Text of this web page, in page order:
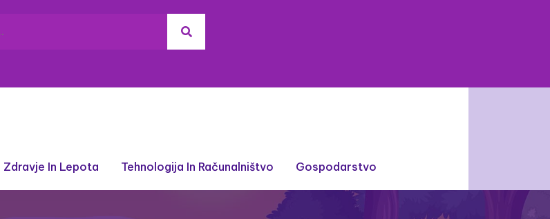
Zdravje In Lepota Tehnologija In Računalništvo Gospodarstvo